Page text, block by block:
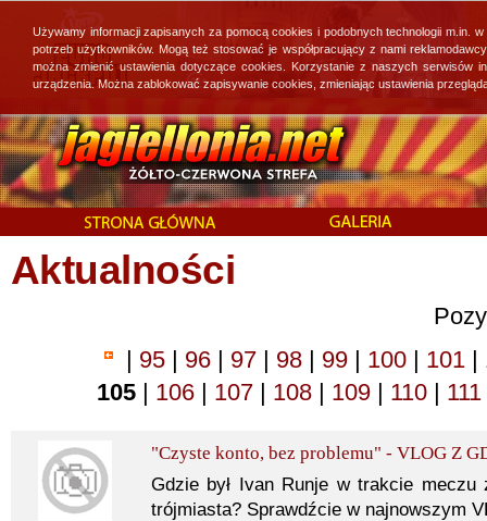
Aktualności
| 95 | 96 | 97 | 98 | 99 | 100 | 101 |
105 | 106 | 107 | 108 | 109 | 110 |
"Czyste konto, bez problemu" - VLOG Z
Gdzie był Ivan Runje w trakcie
trójmiasta? Sprawdźcie w najnowszym
Używamy informacji zapisanych za pomocą cookies i podobnych technologii
potrzeb użytkowników. Mogą też stosować je współpracujący z nami
można zmienić ustawienia dotyczące cookies. Korzystanie z naszych
urządzenia. Można zablokować zapisywanie cookies, zmieniając ustawienia